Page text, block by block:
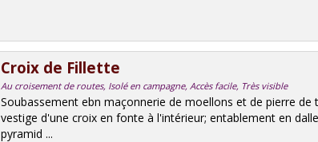
Croix de Fillette
Au croisement de routes, Isolé en campagne, Accès facile, Très visible
Soubassement ebn maçonnerie de moellons et de pierre de
vestige d'une croix en fonte à l'intérieur; entablement en
pyramid ...